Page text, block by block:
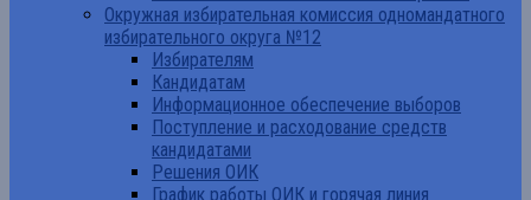
Окружная избирательная комиссия одномандатного
избирательного округа №12
Избирателям
Кандидатам
Информационное обеспечение выборов
Поступление и расходование средств
кандидатами
Решения ОИК
График работы ОИК и горячая линия